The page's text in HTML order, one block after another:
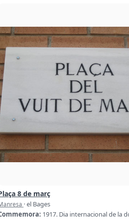
8 de març
· el Bages
1917. Dia internacional de la